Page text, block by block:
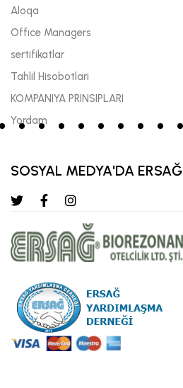
Aloqa
Offıce Managers
sertifikatlar
Tahlil Hisobotlari
KOMPANIYA PRINSIPLARI
Yordam
SOSYAL MEDYA'DA ERSAĞ